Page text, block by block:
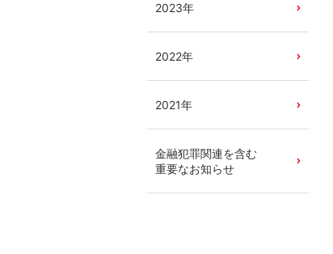
2023年
2022年
2021年
金融犯罪関連を含む
重要なお知らせ